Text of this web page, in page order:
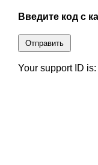
Введите код с
Отправить
Your support ID